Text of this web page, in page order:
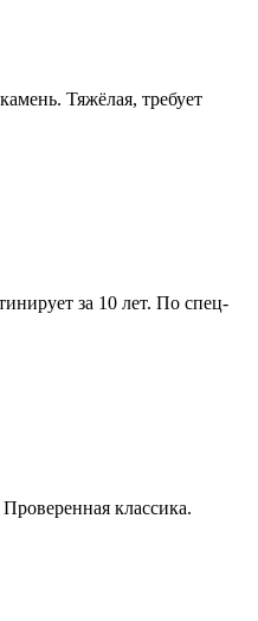
Тяжёлая, требует
за 10 лет. По спец-
классика.